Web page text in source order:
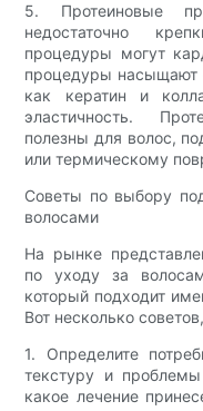
5. Протеиновые
недостаточно
процедуры могут
процедуры насыщают
как кератин и
эластичность.
полезны для волос,
или термическому
Советы по выбору
волосами
На рынке
по уходу за
который подходит
Вот несколько
1. Определите
текстуру и
какое лечение